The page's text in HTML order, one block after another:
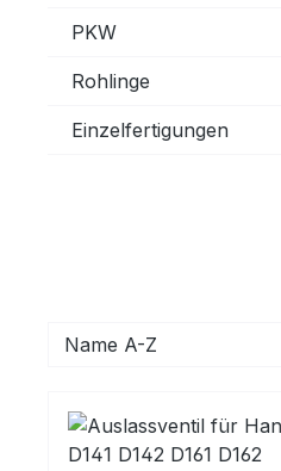
PKW
Rohlinge
Einzelfertigungen